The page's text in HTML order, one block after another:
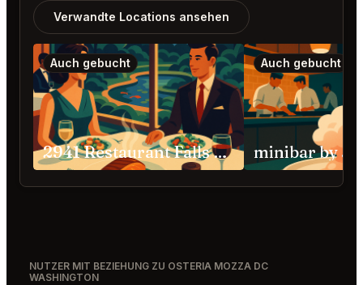
Verwandte Locations ansehen
Auch gebucht
2941 Restaurant Falls Church
Auch gebucht
NUTZER MIT BEZIEHUNG ZU OSTERIA MOZZA DC
WASHINGTON